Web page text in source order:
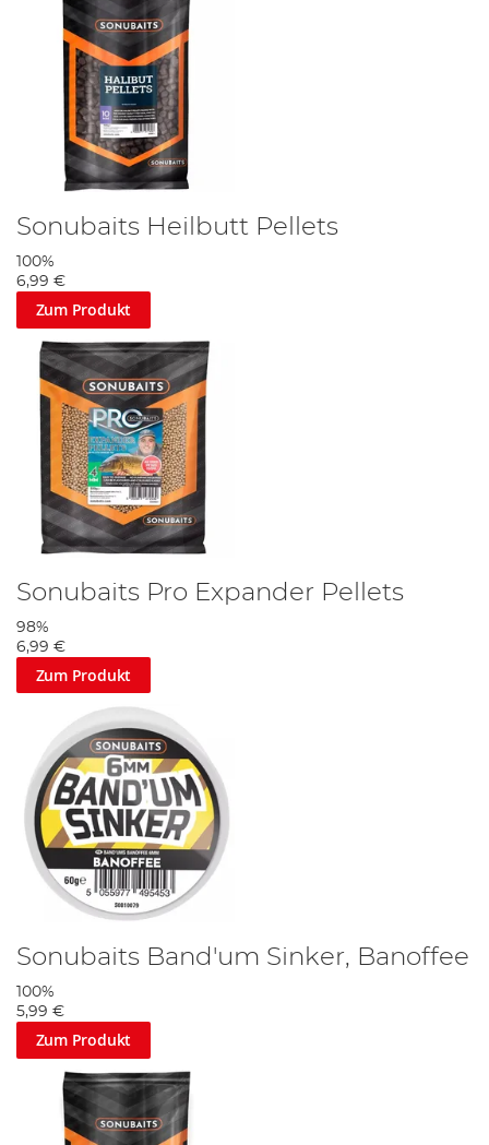
Sonubaits Heilbutt Pellets
100%
6,99 €
Zum Produkt
Sonubaits Pro Expander Pellets
98%
6,99 €
Zum Produkt
Sonubaits Band'um Sinker, Banoffee
100%
5,99 €
Zum Produkt